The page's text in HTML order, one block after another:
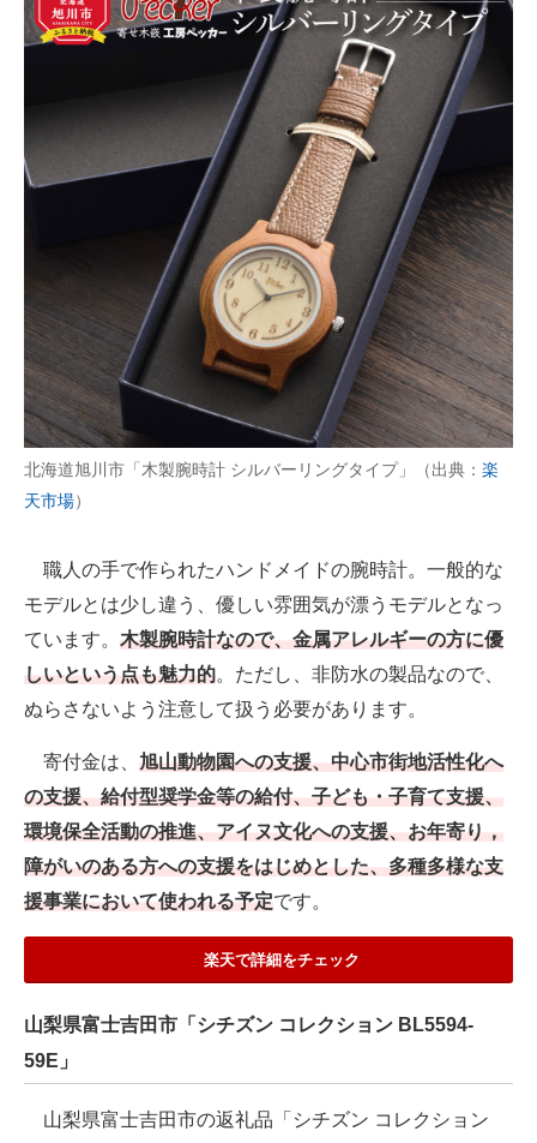
北海道旭川市「木製腕時計 シルバーリングタイプ」（出典： 楽
天市場）
職人の手で作られたハンドメイドの腕時計。一般的な
モデルとは少し違う、優しい雰囲気が漂うモデルとなっ
ています。 木製腕時計なので、金属アレルギーの方に優
しいという点も魅力的。ただし、非防水の製品なので、
ぬらさないよう注意して扱う必要があります。
寄付金は、 旭山動物園への支援、中心市街地活性化へ
の支援、給付型奨学金等の給付、子ども・子育て支援、
環境保全活動の推進、アイヌ文化への支援、お年寄り，
障がいのある方への支援をはじめとした、多種多様な支
援事業において使われる予定です。
楽天で詳細をチェック
山梨県富士吉田市「シチズン コレクション BL5594-
59E」
山梨県富士吉田市の返礼品「シチズン コレクション